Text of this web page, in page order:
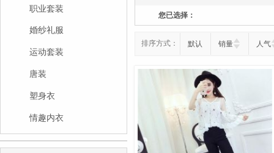
职业套装
婚纱礼服
运动套装
唐装
塑身衣
情趣内衣
您已选择：
排序方式： 默认 销量 人气